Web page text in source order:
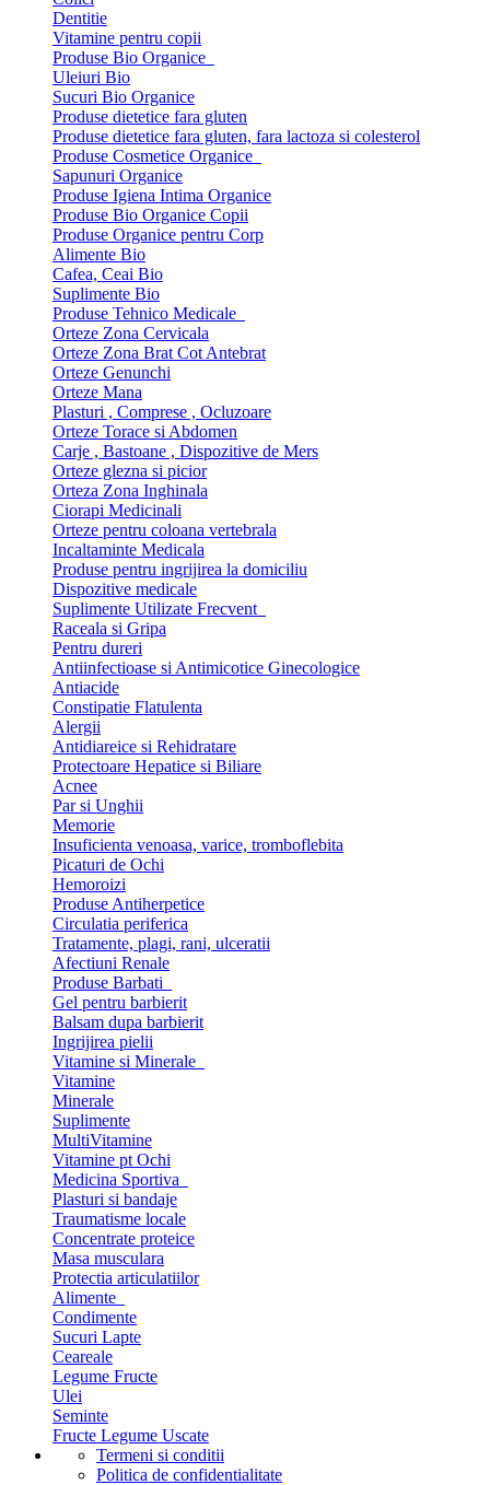
Dentitie
Vitamine pentru copii
Produse Bio Organice
Uleiuri Bio
Sucuri Bio Organice
Produse dietetice fara gluten
Produse dietetice fara gluten, fara lactoza si colesterol
Produse Cosmetice Organice
Sapunuri Organice
Produse Igiena Intima Organice
Produse Bio Organice Copii
Produse Organice pentru Corp
Alimente Bio
Cafea, Ceai Bio
Suplimente Bio
Produse Tehnico Medicale
Orteze Zona Cervicala
Orteze Zona Brat Cot Antebrat
Orteze Genunchi
Orteze Mana
Plasturi , Comprese , Ocluzoare
Orteze Torace si Abdomen
Carje , Bastoane , Dispozitive de Mers
Orteze glezna si picior
Orteza Zona Inghinala
Ciorapi Medicinali
Orteze pentru coloana vertebrala
Incaltaminte Medicala
Produse pentru ingrijirea la domiciliu
Dispozitive medicale
Suplimente Utilizate Frecvent
Raceala si Gripa
Pentru dureri
Antiinfectioase si Antimicotice Ginecologice
Antiacide
Constipatie Flatulenta
Alergii
Antidiareice si Rehidratare
Protectoare Hepatice si Biliare
Acnee
Par si Unghii
Memorie
Insuficienta venoasa, varice, tromboflebita
Picaturi de Ochi
Hemoroizi
Produse Antiherpetice
Circulatia periferica
Tratamente, plagi, rani, ulceratii
Afectiuni Renale
Produse Barbati
Gel pentru barbierit
Balsam dupa barbierit
Ingrijirea pielii
Vitamine si Minerale
Vitamine
Minerale
Suplimente
MultiVitamine
Vitamine pt Ochi
Medicina Sportiva
Plasturi si bandaje
Traumatisme locale
Concentrate proteice
Masa musculara
Protectia articulatiilor
Alimente
Condimente
Sucuri Lapte
Ceareale
Legume Fructe
Ulei
Seminte
Fructe Legume Uscate
Termeni si conditii
Politica de confidentialitate